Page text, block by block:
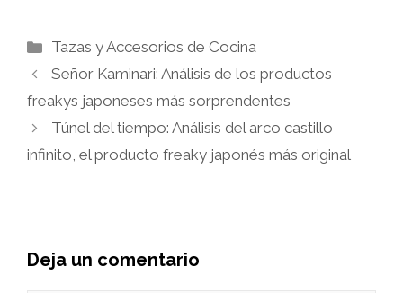
Categorías
Tazas y Accesorios de Cocina
Señor Kaminari: Análisis de los productos
freakys japoneses más sorprendentes
Túnel del tiempo: Análisis del arco castillo
infinito, el producto freaky japonés más original
Deja un comentario